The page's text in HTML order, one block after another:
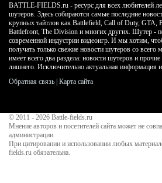
BATTLE-FIELDS.ru - ресурс для всех любителей
шутеров. Здесь собираются самые последние
крупных тайтлов как Battlefield, Call of Duty, GTA,
Battlefront, The Division и многих других. Шутер -
современной индустрии видеоигр. И мы хотим,
получать только свежие новости шутеров со
имеет всего два раздела: новости шутеров и
лишнего. Исключительно актуальная информация
Обратная связь | Карта сайта
© 2011 - 2026 Battle-fields.ru
Мнение авторов и посетителей сайта может не
администрации.
При цитировании и использовании любых
fields.ru обязательна.